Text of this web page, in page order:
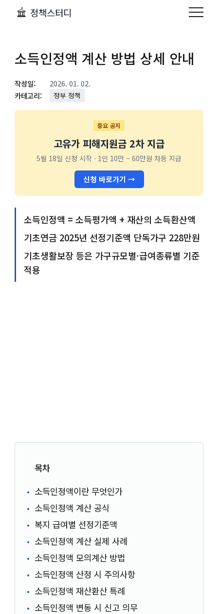
정책스터디
소득인정액 계산 방법 상세 안내
작성일:
2026. 01. 02.
카테고리:
정부 정책
중요 공지
고유가 피해지원금 2차 지급
5월 18일 신청 시작 · 1인 10만 ~ 60만원 차등 지급
신청 바로가기 →
소득인정액 = 소득평가액 + 재산의 소득환산액
기초연금 2025년 선정기준액 단독가구 228만원
기초생활보장 등은 가구규모별·급여종류별 기준
적용
목차
소득인정액이란 무엇인가
소득인정액 계산 공식
복지 급여별 선정기준액
소득인정액 계산 실제 사례
소득인정액 모의계산 방법
소득인정액 산정 시 주의사항
소득인정액 재산환산 특례
소득인정액 변동 시 신고 의무